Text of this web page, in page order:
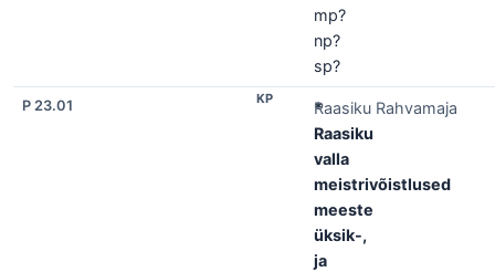
mp?
np?
sp?
P 23.01 KP
*
Raasiku
valla
meistrivõistlused
meeste
üksik-,
ja
Raasiku Rahvamaja